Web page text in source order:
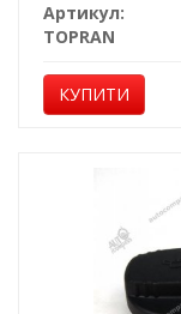
Артикул:
TOPRAN
КУПИТИ